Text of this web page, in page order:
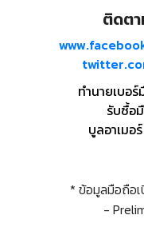
ติดต
ทำนายเบอ
รับซื้อ
บูลอาเมอร์
* ข้อมูลมือถือ
-